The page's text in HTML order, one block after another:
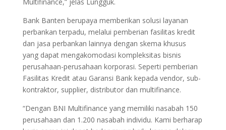
Bank Banten berupaya memberikan solusi layanan
perbankan terpadu, melalui pemberian fasilitas kredit
dan jasa perbankan lainnya dengan skema khusus
yang dapat mengakomodasi kompleksitas bisnis
perusahaan-perusahaan korporasi. Seperti pemberian
Fasilitas Kredit atau Garansi Bank kepada vendor, sub-
kontraktor, supplier, distributor dan multifinance.
“Dengan BNI Multifinance yang memiliki nasabah 150
perusahaan dan 1.200 nasabah individu. Kami berharap